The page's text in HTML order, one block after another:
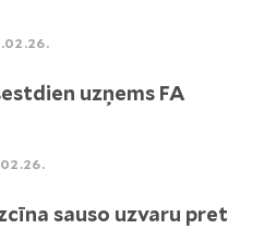
uzņems FA
sauso uzvaru pret